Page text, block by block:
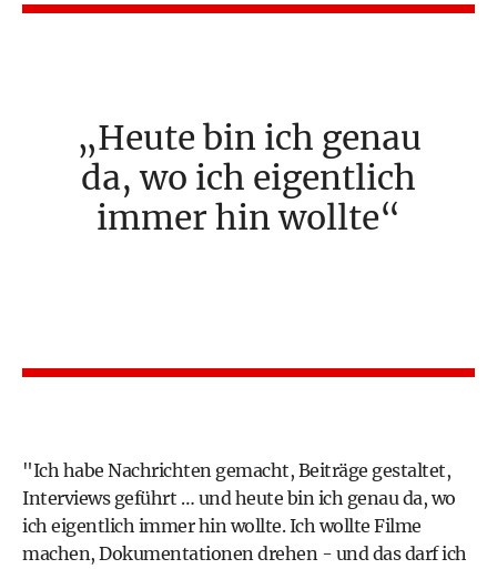
Heute bin ich genau
da, wo ich eigentlich
immer hin wollte
"Ich habe Nachrichten gemacht, Beiträge gestaltet,
Interviews geführt … und heute bin ich genau da, wo
ich eigentlich immer hin wollte. Ich wollte Filme
machen, Dokumentationen drehen - und das darf ich